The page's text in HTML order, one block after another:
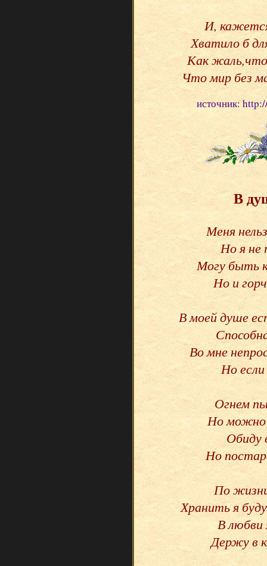
И,
Хватило б
Как
Что мир без
источник:
В
Меня
Но я не
Могу быть
Но и
В моей душе
Во мне
Но
Огнем
Но можно
Обиду
Но
По
Хранить я
В любви
Держу в